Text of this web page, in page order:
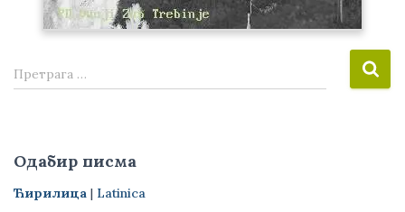
П
р
а
г
Претрага …
Одабир писма
Ћирилица | Latinica